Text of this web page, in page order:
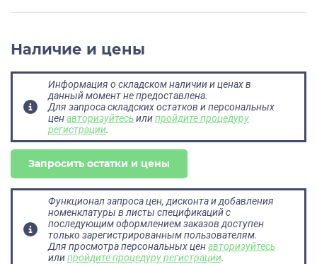
Наличие и цены
Информация о складском наличии и ценах в
данный момент не предоставлена.
Для запроса складских остатков и персональных
ценавторизуйтесьилипройдите процедуру
регистрации.
Запросить остатки и цены
Функционал запроса цен, дисконта и добавления
номенклатуры в листы спецификаций с
последующим оформлением заказов доступен
только зарегистрированным пользователям.
Для просмотра персональных ценавторизуйтесь
илипройдите процедуру регистрации.